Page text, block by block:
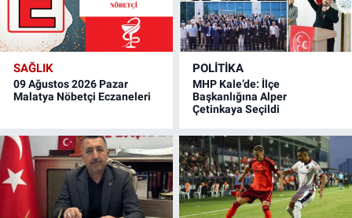
SAĞLIK
09 Ağustos 2026 Pazar
Malatya Nöbetçi Eczaneleri
POLITIKA
MHP Kale’de: İlçe
Başkanlığına Alper
Çetinkaya Seçildi